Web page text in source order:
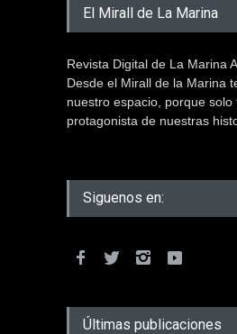
El Mirall de La Marina
Revista Digital de La Marina
Desde el Mirall de la Marina
nuestro espacio, porque solo
protagonista de nuestras
Siguenos en:
Últimas publicaciones